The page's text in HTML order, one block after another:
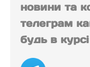
новини та
телеграм
будь в